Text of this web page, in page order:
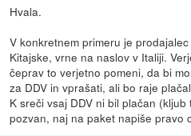
Hvala.
V konkretnem primeru je
Kitajske, vrne na naslov v Italiji.
čeprav to verjetno pomeni, da bi
za DDV in vprašati, ali bo raje
K sreči vsaj DDV ni bil plačan
pozvan, naj na paket napiše pravo